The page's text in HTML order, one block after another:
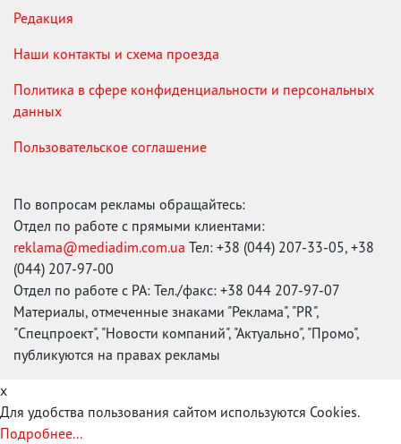
Редакция
Наши контакты и схема проезда
Политика в сфере конфиденциальности и персональных
данных
Пользовательское соглашение
По вопросам рекламы обращайтесь:
Отдел по работе с прямыми клиентами:
reklama@mediadim.com.ua Тел: +38 (044) 207-33-05, +38
(044) 207-97-00
Отдел по работе с РА: Тел./факс: +38 044 207-97-07
Материалы, отмеченные знаками "Реклама", "PR",
"Спецпроект", "Новости компаний", "Актуально", "Промо",
публикуются на правах рекламы
x
Для удобства пользования сайтом используются Cookies.
Подробнее...